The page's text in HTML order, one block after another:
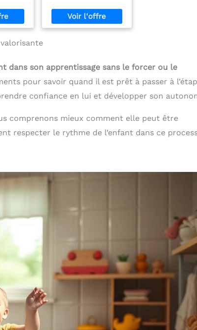
ans pour la rentrée
en primaire : tracer,
écrire, lire,
dans son apprentissage sans le forcer ou le
pour savoir quand il est prêt à passer à
confiance en lui et développer son
comprenons mieux comment elle peut être
respecter le rythme de l’enfant dans ce